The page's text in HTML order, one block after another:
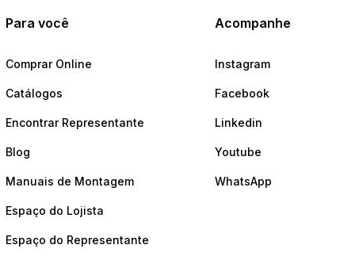
Para você
Comprar Online
Catálogos
Encontrar Representante
Blog
Manuais de Montagem
Espaço do Lojista
Espaço do Representante
Acompanhe
Instagram
Facebook
Linkedin
Youtube
WhatsApp